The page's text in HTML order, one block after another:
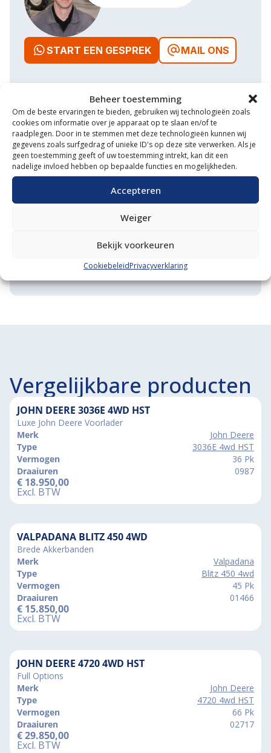
Beheer toestemming
Om de beste ervaringen te bieden, gebruiken wij technologieën zoals
cookies om informatie over je apparaat op te slaan en/of te
raadplegen. Door in te stemmen met deze technologieën kunnen wij
gegevens zoals surfgedrag of unieke ID's op deze site verwerken. Als je
geen toestemming geeft of uw toestemming intrekt, kan dit een
nadelige invloed hebben op bepaalde functies en mogelijkheden.
Accepteren
Weiger
Bekijk voorkeuren
CookiebeleidPrivacyverklaring
START EEN GESPREK MAIL ONS
Waarom VM Service
Uitgebreide showroom
Eigen transportservice
Gespecialiseerde werkplaats
Diverse aanbouwwerktuigen
Grote voorraad minitrekkers
Grootste in kleine tractoren
Vergelijkbare producten
JOHN DEERE 3036E 4WD HST
Luxe John Deere Voorlader
Merk
John Deere
Type
3036E 4wd HST
Vermogen
36 Pk
Draaiuren
0987
€ 18.950,00
Excl. BTW
VALPADANA BLITZ 450 4WD
Brede Akkerbanden
Merk
Valpadana
Type
Blitz 450 4wd
Vermogen
45 Pk
Draaiuren
01466
€ 15.850,00
Excl. BTW
JOHN DEERE 4720 4WD HST
Full Options
Merk
John Deere
Type
4720 4wd HST
Vermogen
66 Pk
Draaiuren
02717
€29.850,00
Excl. BTW